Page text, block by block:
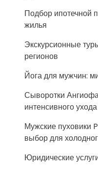
Подбор ипотечной
жилья
Экскурсионные
регионов
Йога для мужчин:
Сыворотки
интенсивного
Мужские пуховики
выбор для
Юридические